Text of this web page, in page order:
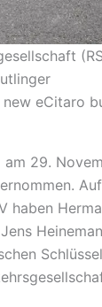
eCitaro
29.
haben